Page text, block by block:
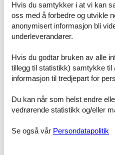
We offer pick-up and drop-off
station and from the Freihof,
Excursion possibilities:
outdoor swimming pool
Kasten (revolving restaurant),
Klangweg (Toggenburg)
Gossau) Kinderzoo
Hvis du samtykker i at vi kan
oss med å forbedre og utvikle
anonymisert informasjon bli
underleverandører.
Hvis du godtar bruken av alle
tillegg til statistikk) samtykke til
informasjon til tredjepart for
Du kan når som helst endre
vedrørende statistikk og/eller
Se også vår Persondatapolitik